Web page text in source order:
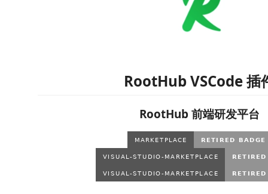
RootHub VSCode 插
RootHub 前端研发平台